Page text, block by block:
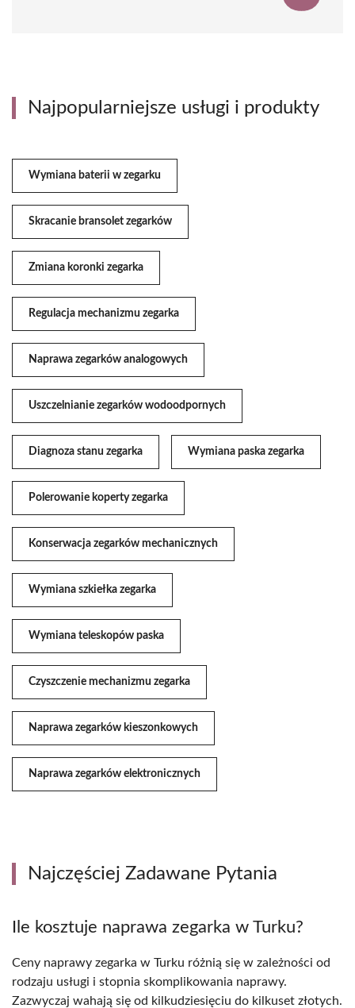
Najpopularniejsze usługi i produkty
Wymiana baterii w zegarku
Skracanie bransolet zegarków
Zmiana koronki zegarka
Regulacja mechanizmu zegarka
Naprawa zegarków analogowych
Uszczelnianie zegarków wodoodpornych
Diagnoza stanu zegarka Wymiana paska zegarka
Polerowanie koperty zegarka
Konserwacja zegarków mechanicznych
Wymiana szkiełka zegarka
Wymiana teleskopów paska
Czyszczenie mechanizmu zegarka
Naprawa zegarków kieszonkowych
Naprawa zegarków elektronicznych
Najczęściej Zadawane Pytania
Ile kosztuje naprawa zegarka w Turku?
Ceny naprawy zegarka w Turku różnią się w zależności od
rodzaju usługi i stopnia skomplikowania naprawy.
Zazwyczaj wahają się od kilkudziesięciu do kilkuset złotych.